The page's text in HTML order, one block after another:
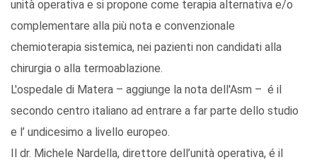
unità operativa e si propone come terapia alternativa e/o
complementare alla più nota e convenzionale
chemioterapia sistemica, nei pazienti non candidati alla
chirurgia o alla termoablazione.
L'ospedale di Matera – aggiunge la nota dell'Asm – é il
secondo centro italiano ad entrare a far parte dello studio
e l’ undicesimo a livello europeo.
Il dr. Michele Nardella, direttore dell’unità operativa, é il